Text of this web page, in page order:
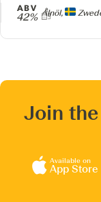
Producer
Alnöl,
ABV
42%
Join
Available on
App Store